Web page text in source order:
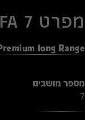
מפרט MIFA 7
long Range
מספר מושבים
7